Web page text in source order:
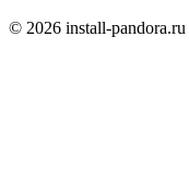
© 2026 install-pandora.ru